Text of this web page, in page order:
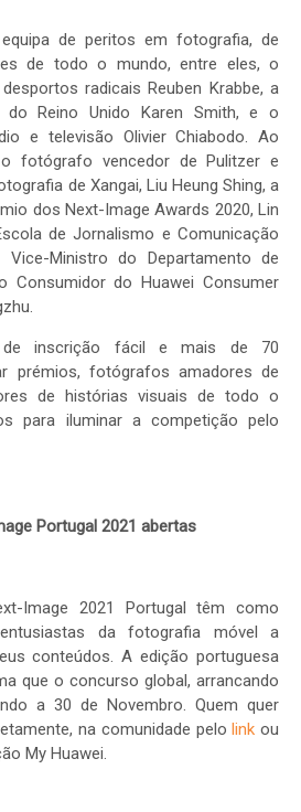
de peritos em fotografia, de
de todo o mundo, entre eles, o
radicais Reuben Krabbe, a
Reino Unido Karen Smith, e o
e televisão Olivier Chiabodo. Ao
fotógrafo vencedor de Pulitzer e
de Xangai, Liu Heung Shing, a
dos Next-Image Awards 2020, Lin
de Jornalismo e Comunicação
Ministro do Departamento de
Consumidor do Huawei Consumer
de inscrição fácil e mais de 70
prémios, fotógrafos amadores de
de histórias visuais de todo o
para iluminar a competição pelo
Portugal 2021 abertas
Image 2021 Portugal têm como
da fotografia móvel a
conteúdos. A edição portuguesa
que o concurso global, arrancando
a 30 de Novembro. Quem quer
na comunidade pelolink ou
My Huawei.